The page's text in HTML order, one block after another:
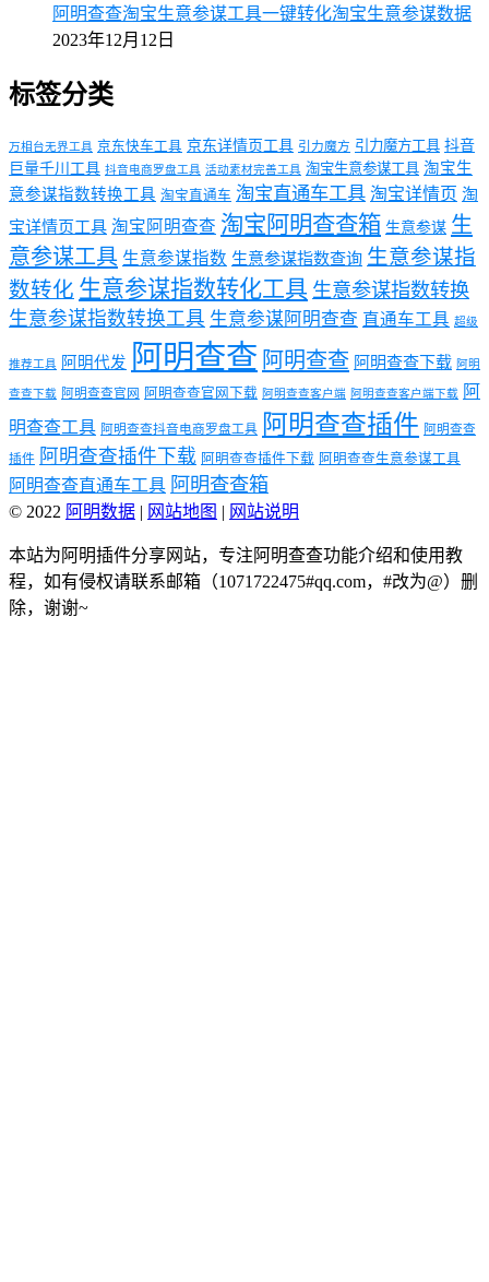
阿明查查淘宝生意参谋工具一键转化淘宝生意参谋数据
2023年12月12日
标签分类
万相台无界工具 京东快车工具 京东详情页工具 引力魔方 引力魔方工具 抖音
巨量千川工具 抖音电商罗盘工具 活动素材完善工具 淘宝生意参谋工具 淘宝生
意参谋指数转换工具 淘宝直通车 淘宝直通车工具 淘宝详情页 淘
宝详情页工具 淘宝阿明查查 淘宝阿明查查箱 生意参谋 生
意参谋工具 生意参谋指数 生意参谋指数查询 生意参谋指
数转化 生意参谋指数转化工具 生意参谋指数转换
生意参谋指数转换工具 生意参谋阿明查查 直通车工具 超级
推荐工具 阿明代发 阿明查查 阿明查查 阿明查查下载 阿明
查查下载 阿明查查官网 阿明查查官网下载 阿明查查客户端 阿明查查客户端下载
阿
明查查工具 阿明查查抖音电商罗盘工具 阿明查查插件 阿明查查
插件 阿明查查插件下载 阿明查查插件下载 阿明查查生意参谋工具
阿明查查直通车工具 阿明查查箱
© 2022 阿明数据 | 网站地图 | 网站说明
本站为阿明插件分享网站，专注阿明查查功能介绍和使用教
程，如有侵权请联系邮箱（1071722475#qq.com，#改为@）删
除，谢谢~